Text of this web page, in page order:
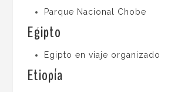
Parque Nacional Chobe
Egipto
Egipto en viaje organizado
Etiopía